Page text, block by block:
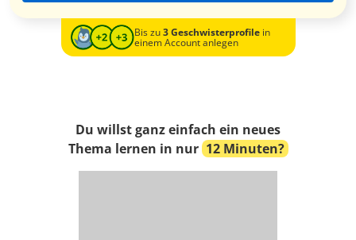
Bis zu3 Geschwisterprofilein
einem Account anlegen
Du willst ganz einfach ein neues
Thema lernen in nur 12 Minuten?